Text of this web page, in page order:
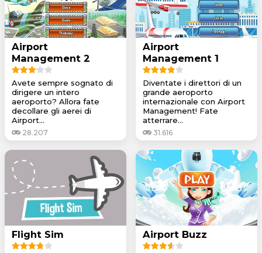
Airport
Management 2
Avete sempre sognato di
dirigere un intero
aeroporto? Allora fate
decollare gli aerei di
Airport...
28.207
Airport
Management 1
Diventate i direttori di un
grande aeroporto
internazionale con Airport
Management! Fate
atterrare...
31.616
Flight Sim Airport Buzz